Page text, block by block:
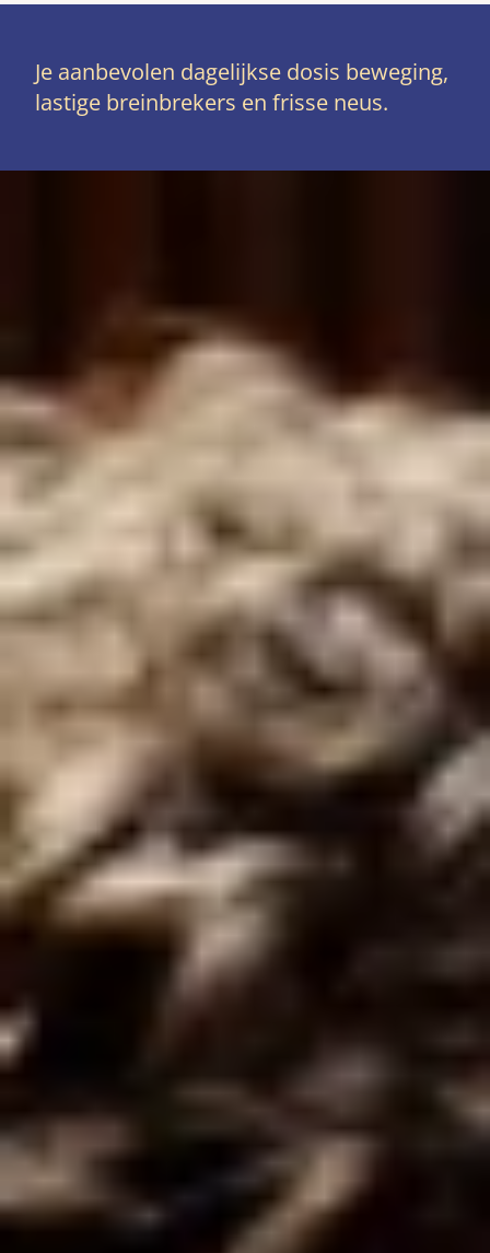
Je aanbevolen dagelijkse dosis beweging,
lastige breinbrekers en frisse neus.